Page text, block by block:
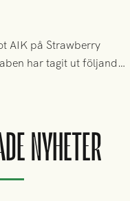
AIK på Strawberry
har tagit ut följande
NYHETER